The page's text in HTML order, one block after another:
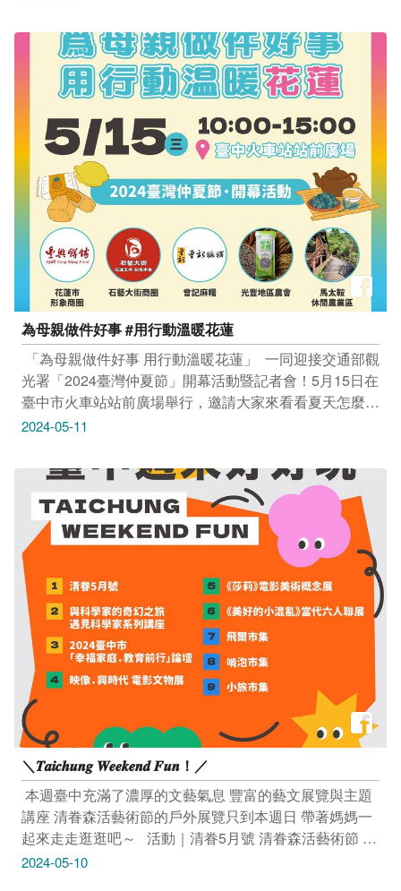
為母親做件好事 #用行動溫暖花蓮
​ 「為母親做件好事 用行動溫暖花蓮」 ​ 一同迎接交通部觀
光署「2024臺灣仲夏節」開幕活動暨記者會！5月15日在
臺中市火車站站前廣場舉行，邀請大家來看看夏天怎麼
玩、哪好玩、有吃有玩，享受夏季衝一波 ​ 賀！臺中市府
主題之一「來呷茶咖冰」！ 更攜手花蓮縣府共同分享優
質好禮，大家把伴手禮、農特產品帶回家，就是以實際行
動支持花蓮觀光 ​ 號外 震後振興，全力支持花蓮！邀請大
家5月15日蒞臨火車站站前廣場，品嚐臺中在地茶香、咖
啡醇，感受精品糕餅的魅力外，購買花蓮縣府遠道而來推
薦的好物，期待與您共度初夏時光，為母親、也為花蓮加
油！
2024-05-11
＼𝑻𝒂𝒊𝒄𝒉𝒖𝒏𝒈 𝑾𝒆𝒆𝒌𝒆𝒏𝒅 𝑭𝒖𝒏！／
​ 本週臺中充滿了濃厚的文藝氣息 豐富的藝文展覽與主題
講座 清眷森活藝術節的戶外展覽只到本週日 帶著媽媽一
起來走走逛逛吧～ ​ ​ 活動｜清眷5月號 清眷森活藝術節 x
戶外展覽 至5/12(日) 9:30–17:30（週一公休） 清眷有市
2024-05-10